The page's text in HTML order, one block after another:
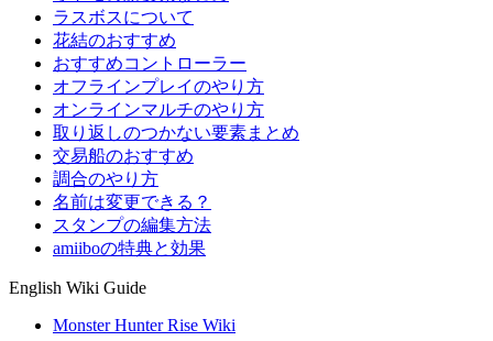
ラスボスについて
花結のおすすめ
おすすめコントローラー
オフラインプレイのやり方
オンラインマルチのやり方
取り返しのつかない要素まとめ
交易船のおすすめ
調合のやり方
名前は変更できる？
スタンプの編集方法
amiiboの特典と効果
English Wiki Guide
Monster Hunter Rise Wiki